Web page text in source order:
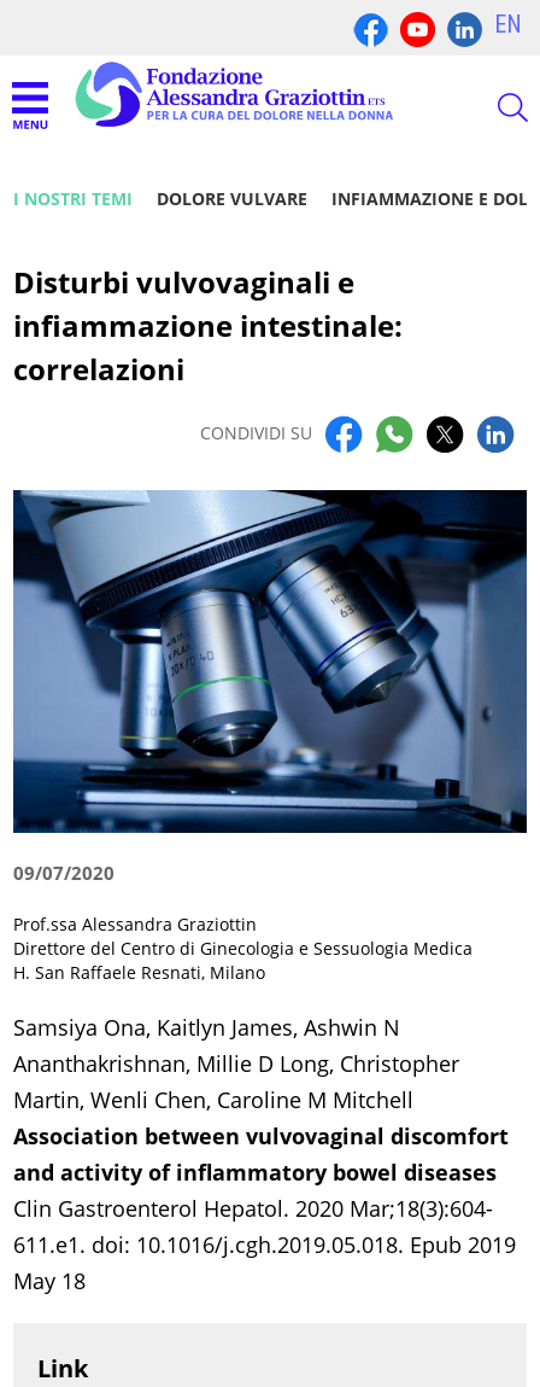
EN
I NOSTRI TEMI DOLORE VULVARE INFIAMMAZIONE E
Disturbi vulvovaginali e
infiammazione intestinale:
correlazioni
CONDIVIDI SU
09/07/2020
Prof.ssa Alessandra Graziottin
Direttore del Centro di Ginecologia e Sessuologia Medica
H. San Raffaele Resnati, Milano
Samsiya Ona, Kaitlyn James, Ashwin N
Ananthakrishnan, Millie D Long, Christopher
Martin, Wenli Chen, Caroline M Mitchell
Association between vulvovaginal discomfort
and activity of inflammatory bowel diseases
Clin Gastroenterol Hepatol. 2020 Mar;18(3):604-
611.e1. doi: 10.1016/j.cgh.2019.05.018. Epub 2019
May 18
Link